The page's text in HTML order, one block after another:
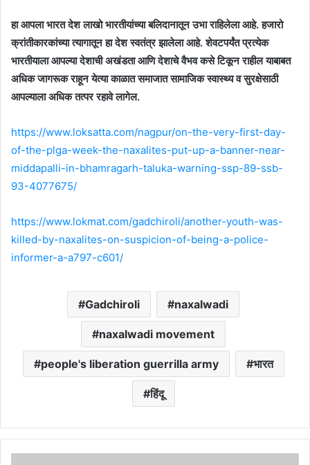
हा आपला भारत देश लाखो भारतीयांच्या बलिदानातून उभा राहिलेला आहे. हजारो
क्रांतीकारकांच्या त्यागातून हा देश स्वतंत्र झालेला आहे. शेवटपर्यंत प्रत्येक
भारतीयाला आपल्या देशाची अखंडता आणि देशाचे वैभव कसे टिकून राहील याबाबत
अधिक जागरूक राहून येत्या काळात समाजात सामाजिक स्वास्थ्य व सुरक्षेसाठी
आपल्याला अधिक तत्पर रहावे लागेल.
https://www.loksatta.com/nagpur/on-the-very-first-day-
of-the-plga-week-the-naxalites-put-up-a-banner-near-
middapalli-in-bhamragarh-taluka-warning-ssp-89-ssb-
93-4077675/
https://www.lokmat.com/gadchiroli/another-youth-was-
killed-by-naxalites-on-suspicion-of-being-a-police-
informer-a-a797-c601/
Gadchiroli naxalwadi
naxalwadi movement
people's liberation guerrilla army भारत
हिंदू